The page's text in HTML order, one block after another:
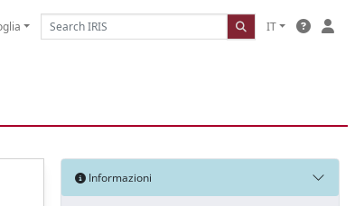
IT
Informazioni